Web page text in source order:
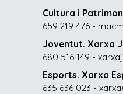
Cultura i
659 219 476 -
Joventut. Xarxa
680 516 149 -
Esports. Xarxa
635 636 023 -